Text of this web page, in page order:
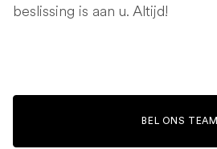
beslissing is aan u. Altijd!
BEL ONS TEAM